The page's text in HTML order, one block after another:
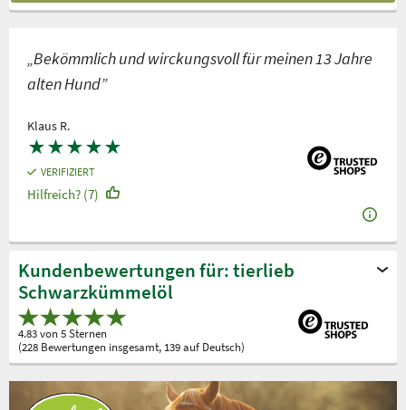
„Bekömmlich und wirckungsvoll für meinen 13 Jahre
alten Hund”
Klaus R.
★★★★★
VERIFIZIERT
Hilfreich? (7)
Kundenbewertungen für: tierlieb
Schwarzkümmelöl
4.83 von 5 Sternen
(228 Bewertungen insgesamt, 139 auf Deutsch)